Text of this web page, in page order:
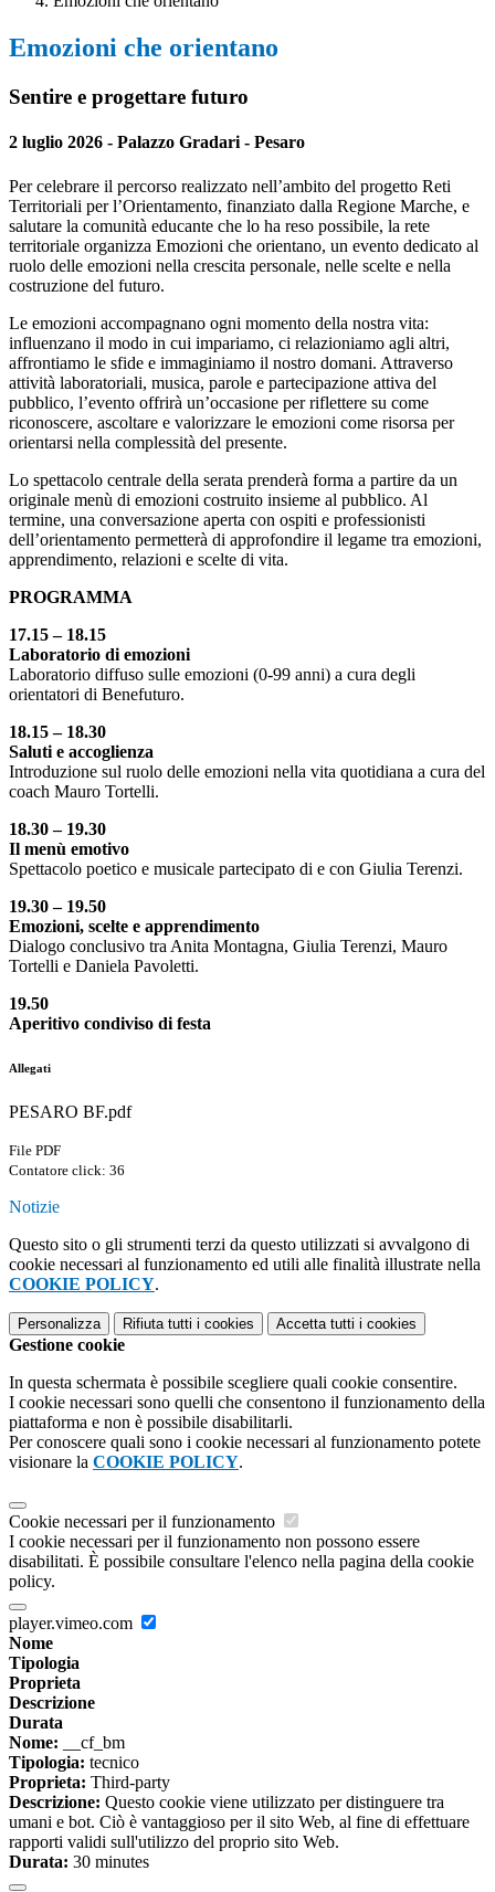
Emozioni che orientano
Sentire e progettare futuro
2 luglio 2026 - Palazzo Gradari - Pesaro
Per celebrare il percorso realizzato nell’ambito del progetto Reti
Territoriali per l’Orientamento, finanziato dalla Regione Marche, e
salutare la comunità educante che lo ha reso possibile, la rete
territoriale organizza Emozioni che orientano, un evento dedicato al
ruolo delle emozioni nella crescita personale, nelle scelte e nella
costruzione del futuro.
Le emozioni accompagnano ogni momento della nostra vita:
influenzano il modo in cui impariamo, ci relazioniamo agli altri,
affrontiamo le sfide e immaginiamo il nostro domani. Attraverso
attività laboratoriali, musica, parole e partecipazione attiva del
pubblico, l’evento offrirà un’occasione per riflettere su come
riconoscere, ascoltare e valorizzare le emozioni come risorsa per
orientarsi nella complessità del presente.
Lo spettacolo centrale della serata prenderà forma a partire da un
originale menù di emozioni costruito insieme al pubblico. Al
termine, una conversazione aperta con ospiti e professionisti
dell’orientamento permetterà di approfondire il legame tra emozioni,
apprendimento, relazioni e scelte di vita.
PROGRAMMA
17.15 – 18.15
Laboratorio di emozioni
Laboratorio diffuso sulle emozioni (0-99 anni) a cura degli
orientatori di Benefuturo.
18.15 – 18.30
Saluti e accoglienza
Introduzione sul ruolo delle emozioni nella vita quotidiana a cura del
coach Mauro Tortelli.
18.30 – 19.30
Il menù emotivo
Spettacolo poetico e musicale partecipato di e con Giulia Terenzi.
19.30 – 19.50
Emozioni, scelte e apprendimento
Dialogo conclusivo tra Anita Montagna, Giulia Terenzi, Mauro
Tortelli e Daniela Pavoletti.
19.50
Aperitivo condiviso di festa
Allegati
PESARO BF.pdf
File PDF
Contatore click: 36
Notizie
Questo sito o gli strumenti terzi da questo utilizzati si avvalgono di
cookie necessari al funzionamento ed utili alle finalità illustrate nella
COOKIE POLICY.
Personalizza Rifiuta tutti i cookies Accetta tutti i cookies
Gestione cookie
In questa schermata è possibile scegliere quali cookie consentire.
I cookie necessari sono quelli che consentono il funzionamento della
piattaforma e non è possibile disabilitarli.
Per conoscere quali sono i cookie necessari al funzionamento potete
visionare la COOKIE POLICY.
Cookie necessari per il funzionamento
I cookie necessari per il funzionamento non possono essere
disabilitati. È possibile consultare l'elenco nella pagina della cookie
policy.
player.vimeo.com
Nome
Tipologia
Proprieta
Descrizione
Durata
Nome: __cf_bm
Tipologia: tecnico
Proprieta: Third-party
Descrizione: Questo cookie viene utilizzato per distinguere tra
umani e bot. Ciò è vantaggioso per il sito Web, al fine di effettuare
rapporti validi sull'utilizzo del proprio sito Web.
Durata: 30 minutes